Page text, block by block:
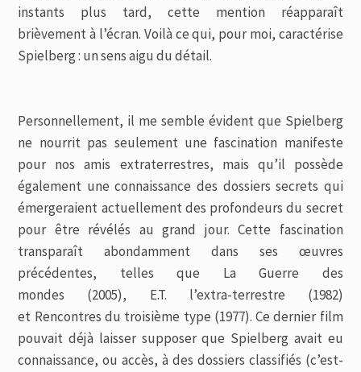
instants plus tard, cette mention réapparaît
brièvement à l’écran. Voilà ce qui, pour moi, caractérise
Spielberg : un sens aigu du détail.
Personnellement, il me semble évident que Spielberg
ne nourrit pas seulement une fascination manifeste
pour nos amis extraterrestres, mais qu’il possède
également une connaissance des dossiers secrets qui
émergeraient actuellement des profondeurs du secret
pour être révélés au grand jour. Cette fascination
transparaît abondamment dans ses œuvres
précédentes, telles que La Guerre des
mondes (2005), E.T. l’extra-terrestre (1982)
et Rencontres du troisième type (1977). Ce dernier film
pouvait déjà laisser supposer que Spielberg avait eu
connaissance, ou accès, à des dossiers classifiés (c’est-